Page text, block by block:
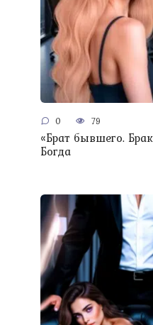
0 79
«Брат бывшего.
Богда